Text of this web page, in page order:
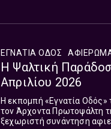
ΕΓΝΑΤΙΑ ΟΔΟΣ
Η Ψαλτική
Απριλίου 2026
Η εκπομπή «Εγνατία Οδός»
τον Άρχοντα Πρωτοψάλτη
ξεχωριστή συνάντηση